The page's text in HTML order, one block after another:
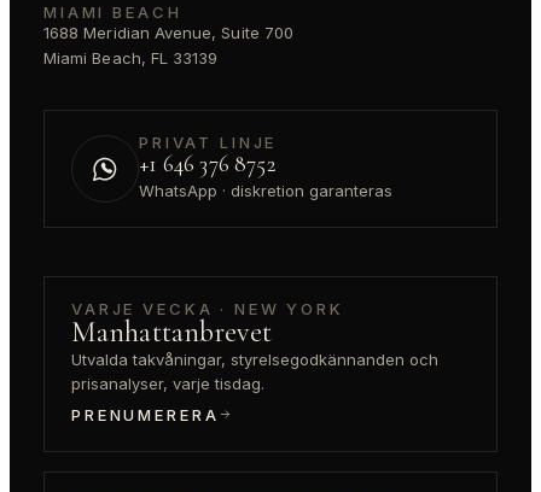
MIAMI BEACH
1688 Meridian Avenue, Suite 700
Miami Beach, FL 33139
PRIVAT LINJE
+1 646 376 8752
WhatsApp · diskretion garanteras
VARJE VECKA · NEW YORK
Manhattanbrevet
Utvalda takvåningar, styrelsegodkännanden och
prisanalyser, varje tisdag.
PRENUMERERA